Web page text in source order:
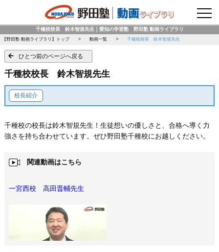
千種校校長 鈴木智規先生｜愛知の学習塾 野田塾 動画ライブラリ
【野田塾 動画ライブラリ】トップ 動画一覧 千種校校長 鈴木智規先生
ひとつ前のページへ戻る
千種校校長 鈴木智規先生
校長紹介
千種校の校長は鈴木智規先生！生徒想いの優しさと、合格へ導く力
強さを持ち合わせています。ぜひ野田塾千種校にお越しください。
関連動画はこちら
一宮西校 高田晋輔先生